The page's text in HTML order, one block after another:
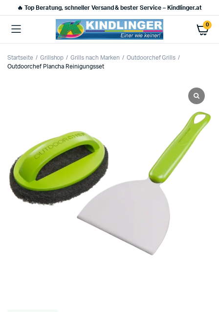
🔥 Top Beratung, schneller Versand & bester Service – Kindlinger.at
0
Startseite Grillshop Grills nach Marken
Outdoorchef Grills
Outdoorchef Plancha Reinigungsset